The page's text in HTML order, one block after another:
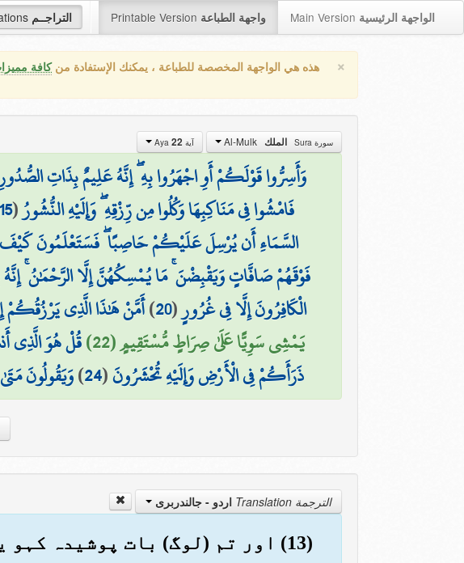
التراجــم Printable Version واجهة الطباعة Main Version الواجهة الرئيسية
× هذه هي الواجهة المخصصة للطباعة ، يمكنك الإستفادة منكافة
سورة Sura الملك آية Aya 22
وَأَسِرُّوا قَوْلَكُمْ أَوِ اجْهَرُوا بِهِ ۖ إِنَّهُ عَلِيمٌ بِذَاتِ
فَامْشُوا فِي مَنَاكِبِهَا وَكُلُوا مِن رِّزْقِهِ ۖ وَإِلَيْهِ النُّشُورُ(
السَّمَاءِ أَن يُرْسِلَ عَلَيْكُمْ حَاصِبًا ۖ فَسَتَعْلَمُونَ
فَوْقَهُمْ صَافَّاتٍ وَيَقْبِضْنَ ۚ مَا يُمْسِكُهُنَّ إِلَّا الرَّحْمَٰنُ
الْكَافِرُونَ إِلَّا فِي غُرُورٍ(
20
)أَمَّنْ هَٰذَا الَّذِي يَرْزُقُكُمْ
يَمْشِي سَوِيًّا عَلَىٰ صِرَاطٍ مُّسْتَقِيمٍ (22)
قُلْ هُوَ الَّذِي
ذَرَأَكُمْ فِي الْأَرْضِ وَإِلَيْهِ تُحْشَرُونَ(
24
)وَيَقُولُونَ
الترجمة Translation اردو - جالندربرى
(13) اور تم (لوگ) بات پوشیدہ کہو یا ظاہر۔ وہ دل کے بھیدوں تک سے واقف ہے